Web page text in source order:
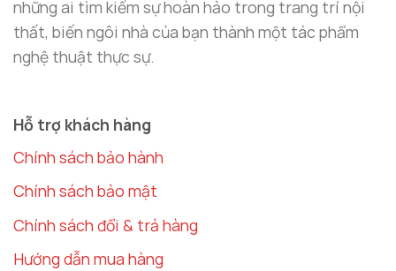
trang trí đơn giản,bình hoa thủy tinhcòn là món
đồ mang lại may mắn và tài lộc, theo quan niệm
phong thủy. Đặc biệt, với vẻ đẹp tinh tế, sản phẩm
không gian sống hoàn hảo.
những ai tìm kiếm sự hoàn hảo trong trang trí nội
thất, biến ngôi nhà của bạn thành một tác phẩm
nghệ thuật thực sự.
Hỗ trợ khách hàng
Chính sách bảo hành
Chính sách bảo mật
Chính sách đổi & trả hàng
Hướng dẫn mua hàng